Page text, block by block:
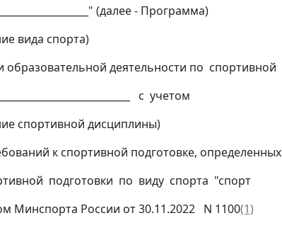
(далее - Программа)
вида спорта)
образовательной деятельности по спортивной
с учетом
спортивной дисциплины)
к спортивной подготовке, определенных
подготовки по виду спорта "спорт
Минспорта России от 30.11.2022 N 1100(1)